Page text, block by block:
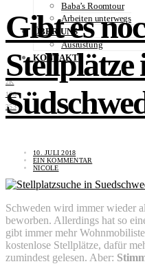
Baba’s Roomtour
Arbeiten unterwegs
ÜBER UNS
Ausrüstung
KONTAKT
2K
168
353
Gibt es
Stellplätze
10. JULI 2018
EIN KOMMENTAR
NICOLE
Schweden wird immer wieder
beworben. Allerdings hat so
gibt immer mehr
kostenlose Stellplätze, dafür
zumindest gelesen. Aber: